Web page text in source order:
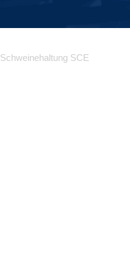
SCE